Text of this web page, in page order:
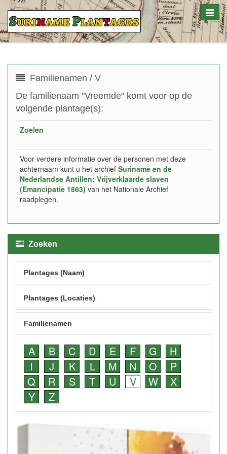
Toggle
Familienamen / V
De familienaam "Vreemde" komt voor op de
volgende plantage(s):
Zoelen
Voor verdere informatie over de personen met deze
achternaam kunt u het archief Suriname en de
Nederlandse Antillen: Vrijverklaarde slaven
(Emancipatie 1863) van het Nationale Archief
raadplegen.
Zoeken
Plantages (Naam)
Plantages (Locaties)
Familienamen
A B C D E F G
H
I
J K L M N O
P
Q
R S T U V W
X
Y
Z